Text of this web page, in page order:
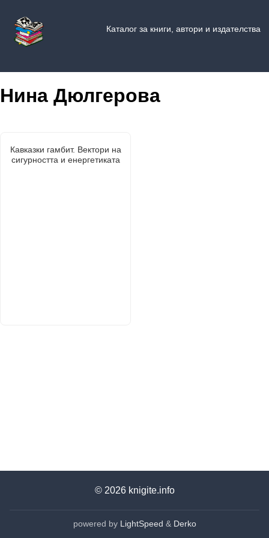
Каталог за книги, автори и издателства
Нина Дюлгерова
Кавказки гамбит. Вектори на
сигурността и енергетиката
© 2026 knigite.info
powered by LightSpeed & Derko